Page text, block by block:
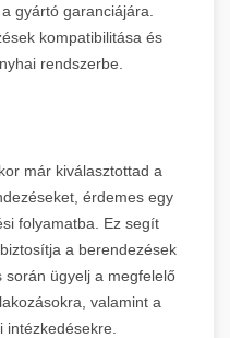
gyártó garanciájára.
kompatibilitása és
rendszerbe.
már kiválasztottad a
érdemes egy
folyamatba. Ez segít
a berendezések
során ügyelj a megfelelő
valamint a